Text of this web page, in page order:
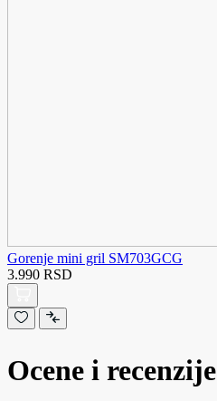
Gorenje mini gril SM703GCG
3.990 RSD
Ocene i recenzije